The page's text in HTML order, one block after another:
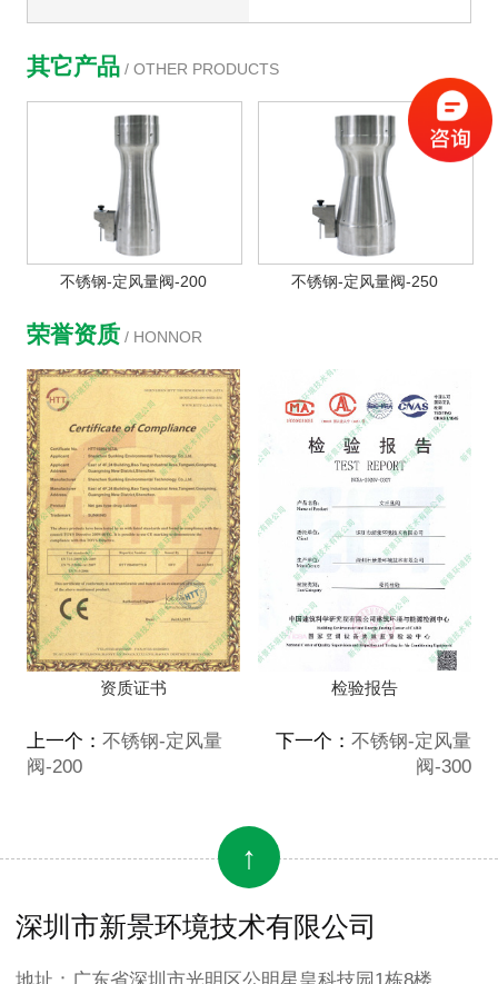
其它产品/ OTHER PRODUCTS
不锈钢-定风量阀-200 不锈钢-定风量阀-250
荣誉资质 / HONNOR
检验报告
资质证书
上一个： 不锈钢-定风量
阀-200
下一个： 不锈钢-定风量
阀-300
↑
深圳市新景环境技术有限公司